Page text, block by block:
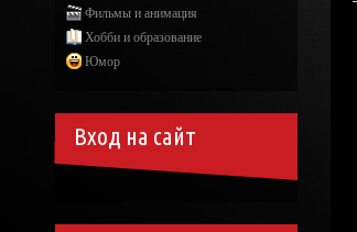
Фильмы и анимация
Хобби и образование
Юмор
Вход на сайт